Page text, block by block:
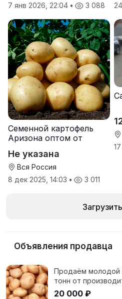
7 янв 2026, 22:04 • 3 088
Семенной картофель
Аризона оптом от
Не указана
Вся Россия
8 дек 2025, 14:03 • 3 011
Объявления продавца
Продаём молодой
тонн от
20 000 ₽